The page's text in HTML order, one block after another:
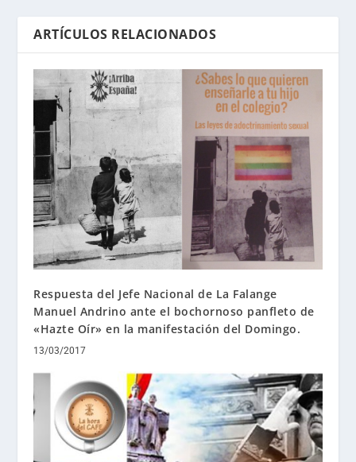
ARTÍCULOS RELACIONADOS
Respuesta del Jefe Nacional de La Falange
Manuel Andrino ante el bochornoso panfleto de
«Hazte Oír» en la manifestación del Domingo.
13/03/2017